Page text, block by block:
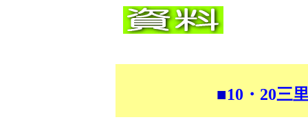
■10・20三